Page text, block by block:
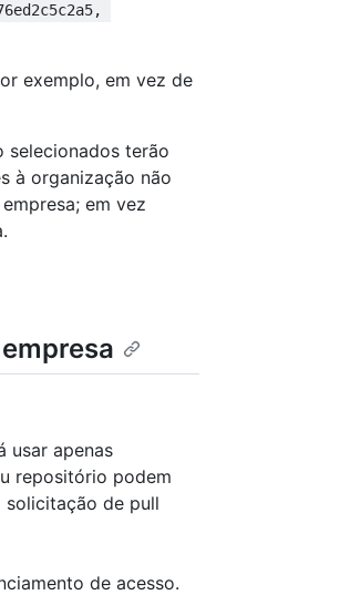
exemplo, em vez de
selecionados terão
à organização não
em vez
usar apenas
repositório podem
solicitação de pull
de acesso.